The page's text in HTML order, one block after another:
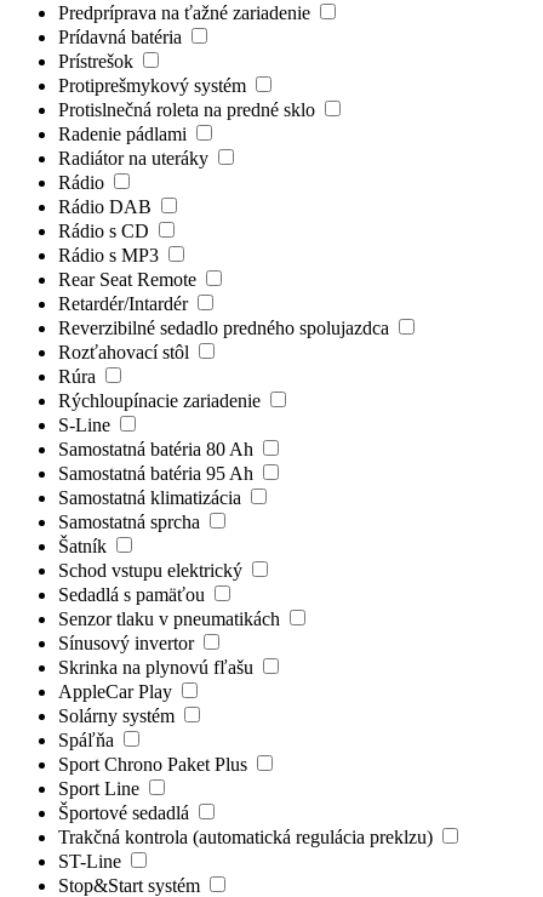
Predpríprava na ťažné zariadenie
Prídavná batéria
Prístrešok
Protiprešmykový systém
Protislnečná roleta na predné sklo
Radenie pádlami
Radiátor na uteráky
Rádio
Rádio DAB
Rádio s CD
Rádio s MP3
Rear Seat Remote
Retardér/Intardér
Reverzibilné sedadlo predného spolujazdca
Rozťahovací stôl
Rúra
Rýchloupínacie zariadenie
S-Line
Samostatná batéria 80 Ah
Samostatná batéria 95 Ah
Samostatná klimatizácia
Samostatná sprcha
Šatník
Schod vstupu elektrický
Sedadlá s pamäťou
Senzor tlaku v pneumatikách
Sínusový invertor
Skrinka na plynovú fľašu
AppleCar Play
Solárny systém
Spáľňa
Sport Chrono Paket Plus
Sport Line
Športové sedadlá
Trakčná kontrola (automatická regulácia preklzu)
ST-Line
Stop&Start systém